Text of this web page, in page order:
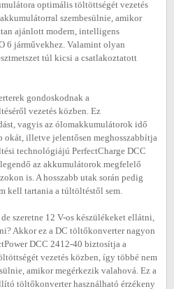
optimális töltöttségét vezetés
szembesülnie, amikor
ajánlott modern, intelligens
6 járművekhez. Valamint olyan
túl kicsi a csatlakoztatott
gondoskodnak a
vezetés közben. Ez
vagyis az ólomakkumulátorok idő
okát, illetve jelentősen meghosszabbítja
technológiájú PerfectCharge DCC
az akkumulátorok megfelelő
is. A hosszabb utak során pedig
kell tartania a túltöltéstől sem.
szeretne 12 V-os készülékeket ellátni,
Akkor ez a DC töltőkonverter nagyon
DCC 2412-40 biztosítja a
vezetés közben, így többé nem
amikor megérkezik valahová. Ez a
töltőkonverter használható érzékeny